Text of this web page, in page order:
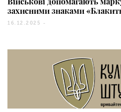
захисними знаками
16.12.2025 -